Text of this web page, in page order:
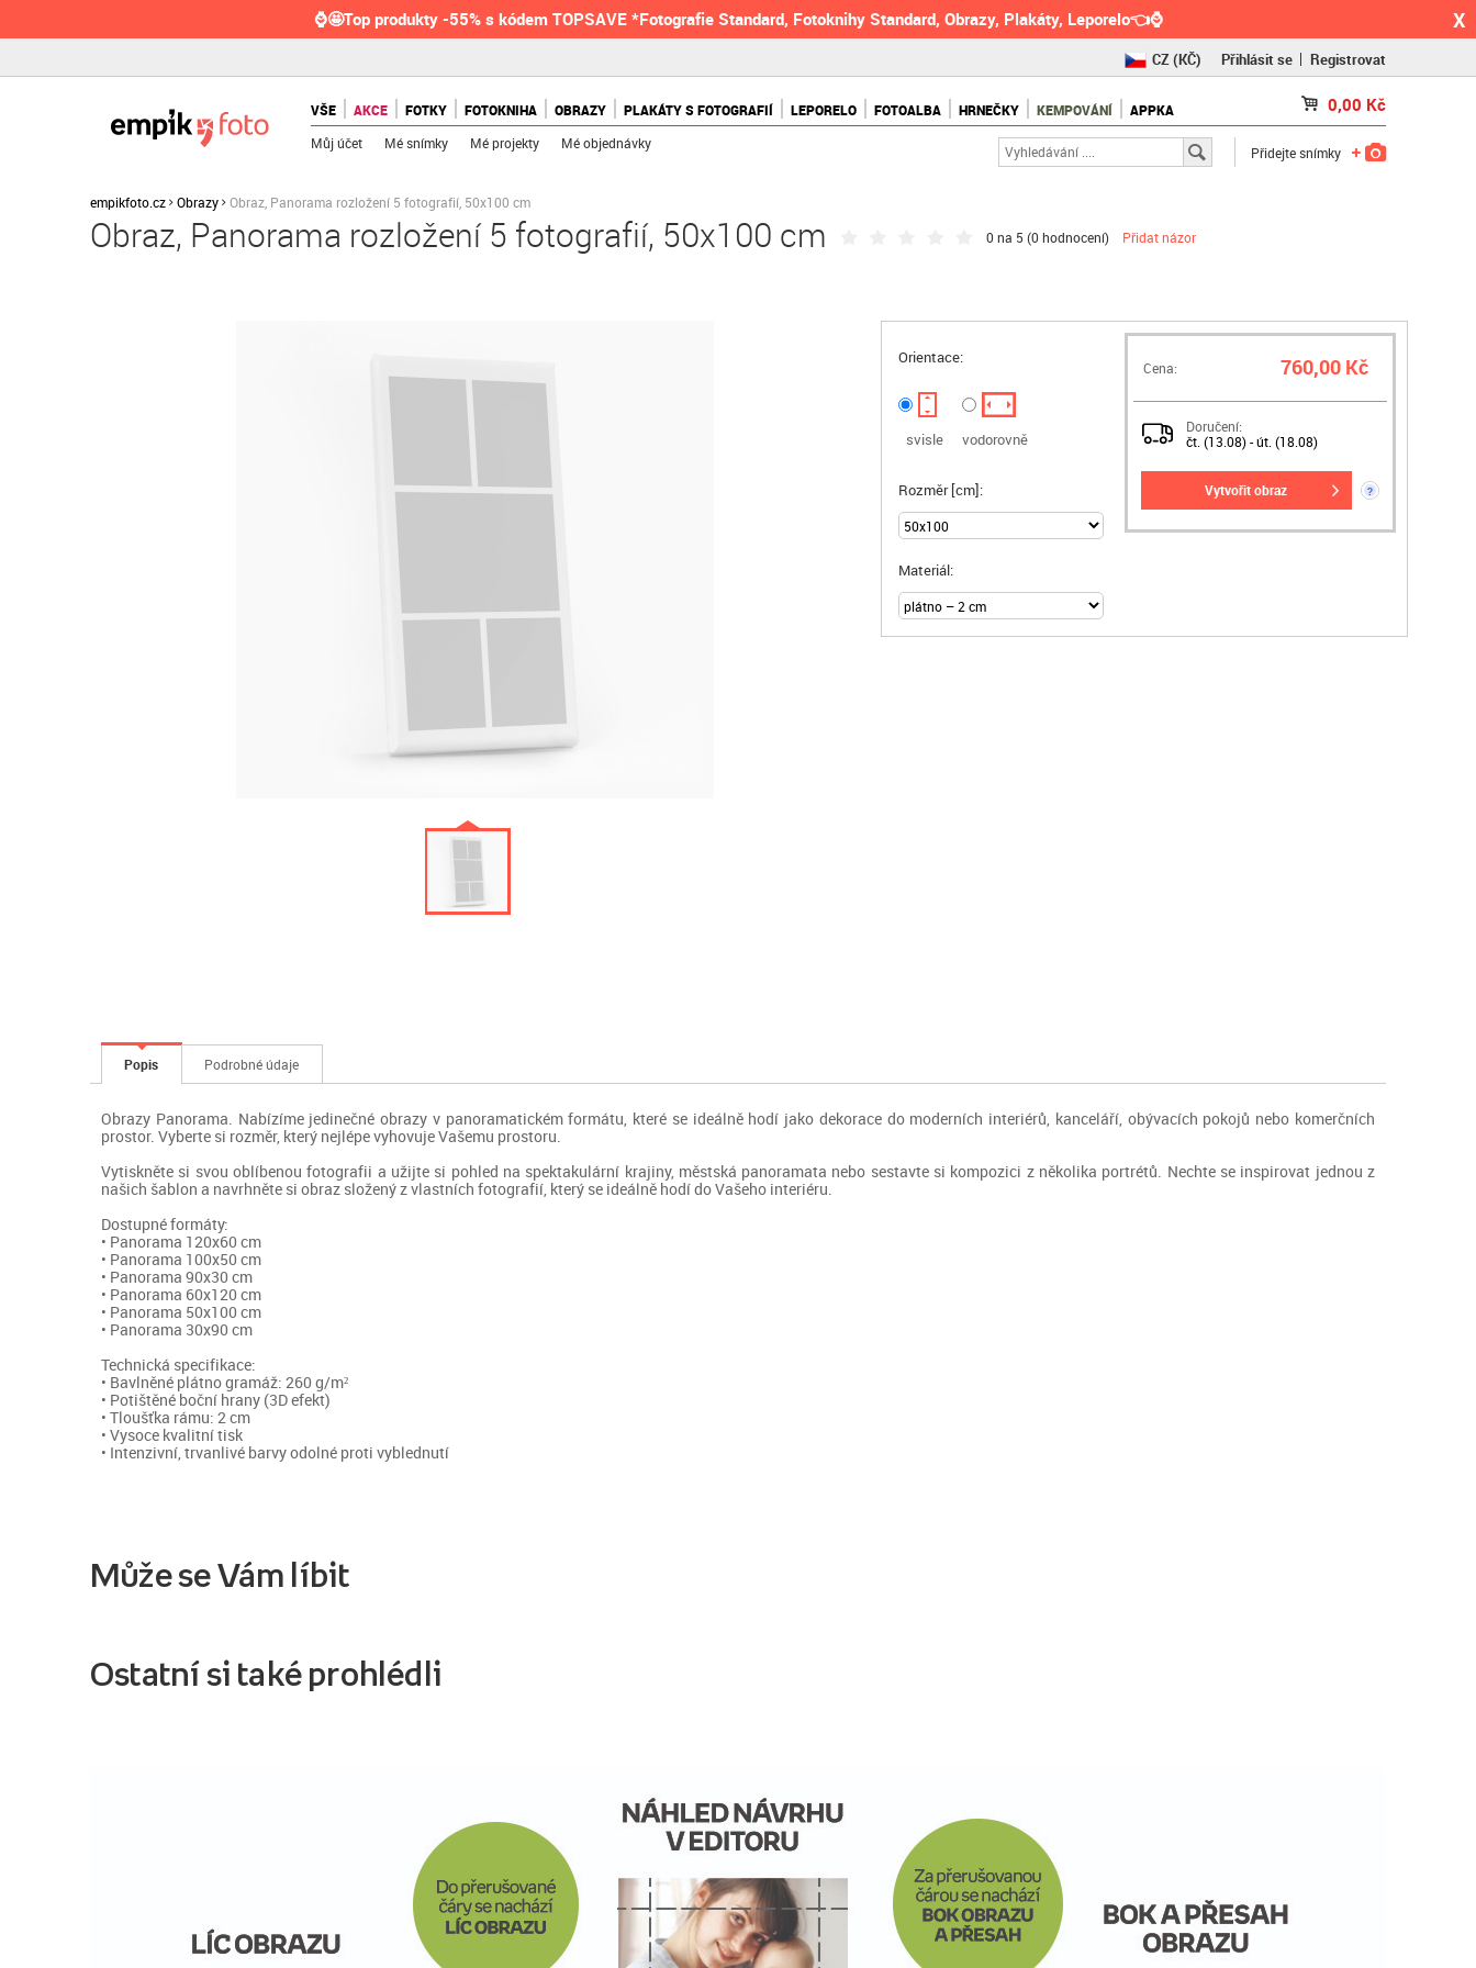
⌚🤩Top produkty -55% s kódem TOPSAVE *Fotografie Standard, Fotoknihy Standard, Obrazy, Plakáty, Leporelo👈⌚ X
CZ(KČ)
RO(RON)
Přihlásit se Registrovat
VŠE AKCE FOTKY FOTOKNIHA OBRAZY PLAKÁTY S FOTOGRAFIÍ LEPORELO FOTOALBA HRNEČKY KEMPOVÁNÍ APPKA 0,00 Kč
Můj účet Mé snímky Mé projekty Mé objednávky
Přidejte snímky
empikfoto.cz Obrazy Obraz, Panorama rozložení 5 fotografií, 50x100 cm
Obraz, Panorama rozložení 5 fotografií, 50x100 cm 0 na 5 (0 hodnocení) Přidat názor
Orientace:
svisle vodorovně
Rozměr [cm]:
Materiál:
Cena: 760,00 Kč
Doručení:
čt. (13.08) - út. (18.08)
vytvořit obraz ?
Popis Podrobné údaje
Obrazy Panorama. Nabízíme jedinečné obrazy v panoramatickém formátu, které se ideálně hodí jako dekorace do moderních interiérů, kanceláří, obývacích pokojů nebo komerčních
prostor. Vyberte si rozměr, který nejlépe vyhovuje Vašemu prostoru.
Vytiskněte si svou oblíbenou fotografii a užijte si pohled na spektakulární krajiny, městská panoramata nebo sestavte si kompozici z několika portrétů. Nechte se inspirovat jednou z
našich šablon a navrhněte si obraz složený z vlastních fotografií, který se ideálně hodí do Vašeho interiéru.
Dostupné formáty:
• Panorama 120x60 cm
• Panorama 100x50 cm
• Panorama 90x30 cm
• Panorama 60x120 cm
• Panorama 50x100 cm
• Panorama 30x90 cm
Technická specifikace:
• Bavlněné plátno gramáž: 260 g/m²
• Potištěné boční hrany (3D efekt)
• Tloušťka rámu: 2 cm
• Vysoce kvalitní tisk
• Intenzivní, trvanlivé barvy odolné proti vyblednutí
Může se Vám líbit
Ostatní si také prohlédli